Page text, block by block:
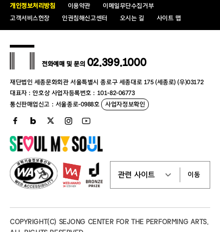
■참여 신청
참석 희망 업체는 아래 링크를 통해 신청해 주시기 바랍니다
본 간담회 이후 입찰은5 월 중 별도 개최 예정입니다
■문의
세종문화회관 문화Biz개발팀
임대담당 02-399-1733 /옥상사업담당
개인정보처리방침 이용약관
이메일무단수집거부
고객서비스헌장
인권침해신고센터 오시는 길 사이트 맵
재단법인 세종문화회관 서울특별시 종로구 세종대로 175 (세종로) (우)03172
대표자 : 안호상 사업자등록번호 : 101-82-06773
통신판매업신고 : 서울종로-0988호 사업자정보확인
전화예매 및 문의 02.399.1000
이동
COPYRIGHT(C) SEJONG CENTER FOR THE PERFORMING ARTS.